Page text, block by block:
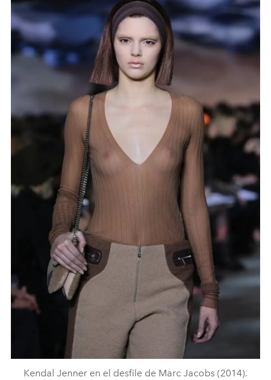
Kendal Jenner en el desfile de Marc Jacobs (2014).